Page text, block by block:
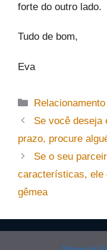
forte do outro lado.
Tudo de bom,
Eva
Categorias
Se você deseja
prazo, procure
Se o seu
características, ele
gêmea